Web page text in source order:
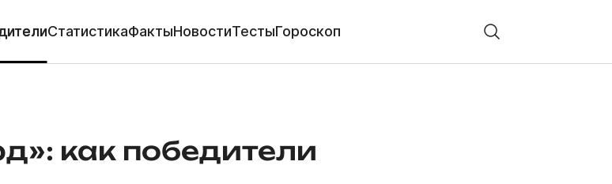
СтатистикаФактыНовостиТестыГороскоп
как победители